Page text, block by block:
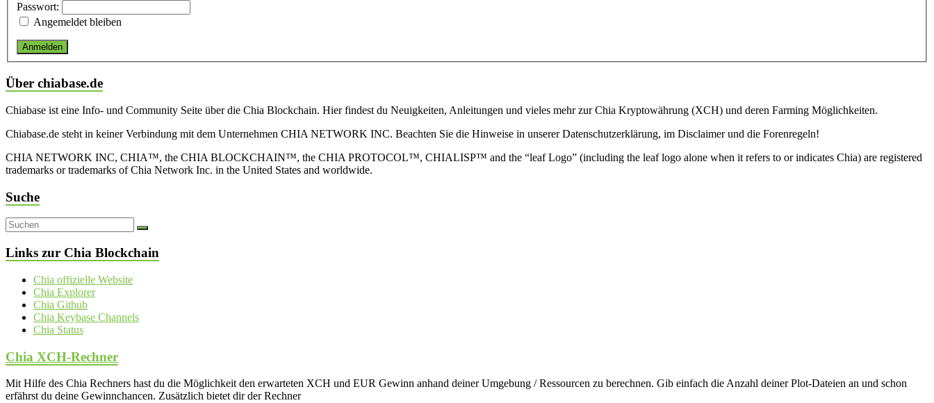
Passwort:
Angemeldet bleiben
Anmelden
Über chiabase.de
Chiabase ist eine Info- und Community Seite über die Chia Blockchain. Hier findest du Neuigkeiten, Anleitungen und vieles mehr zur Chia Kryptowährung (XCH) und deren Farming Möglichkeiten.
Chiabase.de steht in keiner Verbindung mit dem Unternehmen CHIA NETWORK INC. Beachten Sie die Hinweise in unserer Datenschutzerklärung, im Disclaimer und die Forenregeln!
CHIA NETWORK INC, CHIA™, the CHIA BLOCKCHAIN™, the CHIA PROTOCOL™, CHIALISP™ and the “leaf Logo” (including the leaf logo alone when it refers to or indicates Chia) are registered
trademarks or trademarks of Chia Network Inc. in the United States and worldwide.
Suche
Links zur Chia Blockchain
Chia offizielle Website
Chia Explorer
Chia Github
Chia Keybase Channels
Chia Status
Chia XCH-Rechner
Mit Hilfe des Chia Rechners hast du die Möglichkeit den erwarteten XCH und EUR Gewinn anhand deiner Umgebung / Ressourcen zu berechnen. Gib einfach die Anzahl deiner Plot-Dateien an und schon
erfährst du deine Gewinnchancen. Zusätzlich bietet dir der Rechner